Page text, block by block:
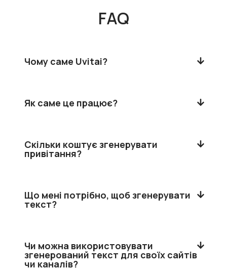
FAQ
Чому саме Uvitai?
Як саме це працює?
Скільки коштує згенерувати
привітання?
Що мені потрібно, щоб згенерувати
текст?
Чи можна використовувати
згенерований текст для своїх сайтів
чи каналів?